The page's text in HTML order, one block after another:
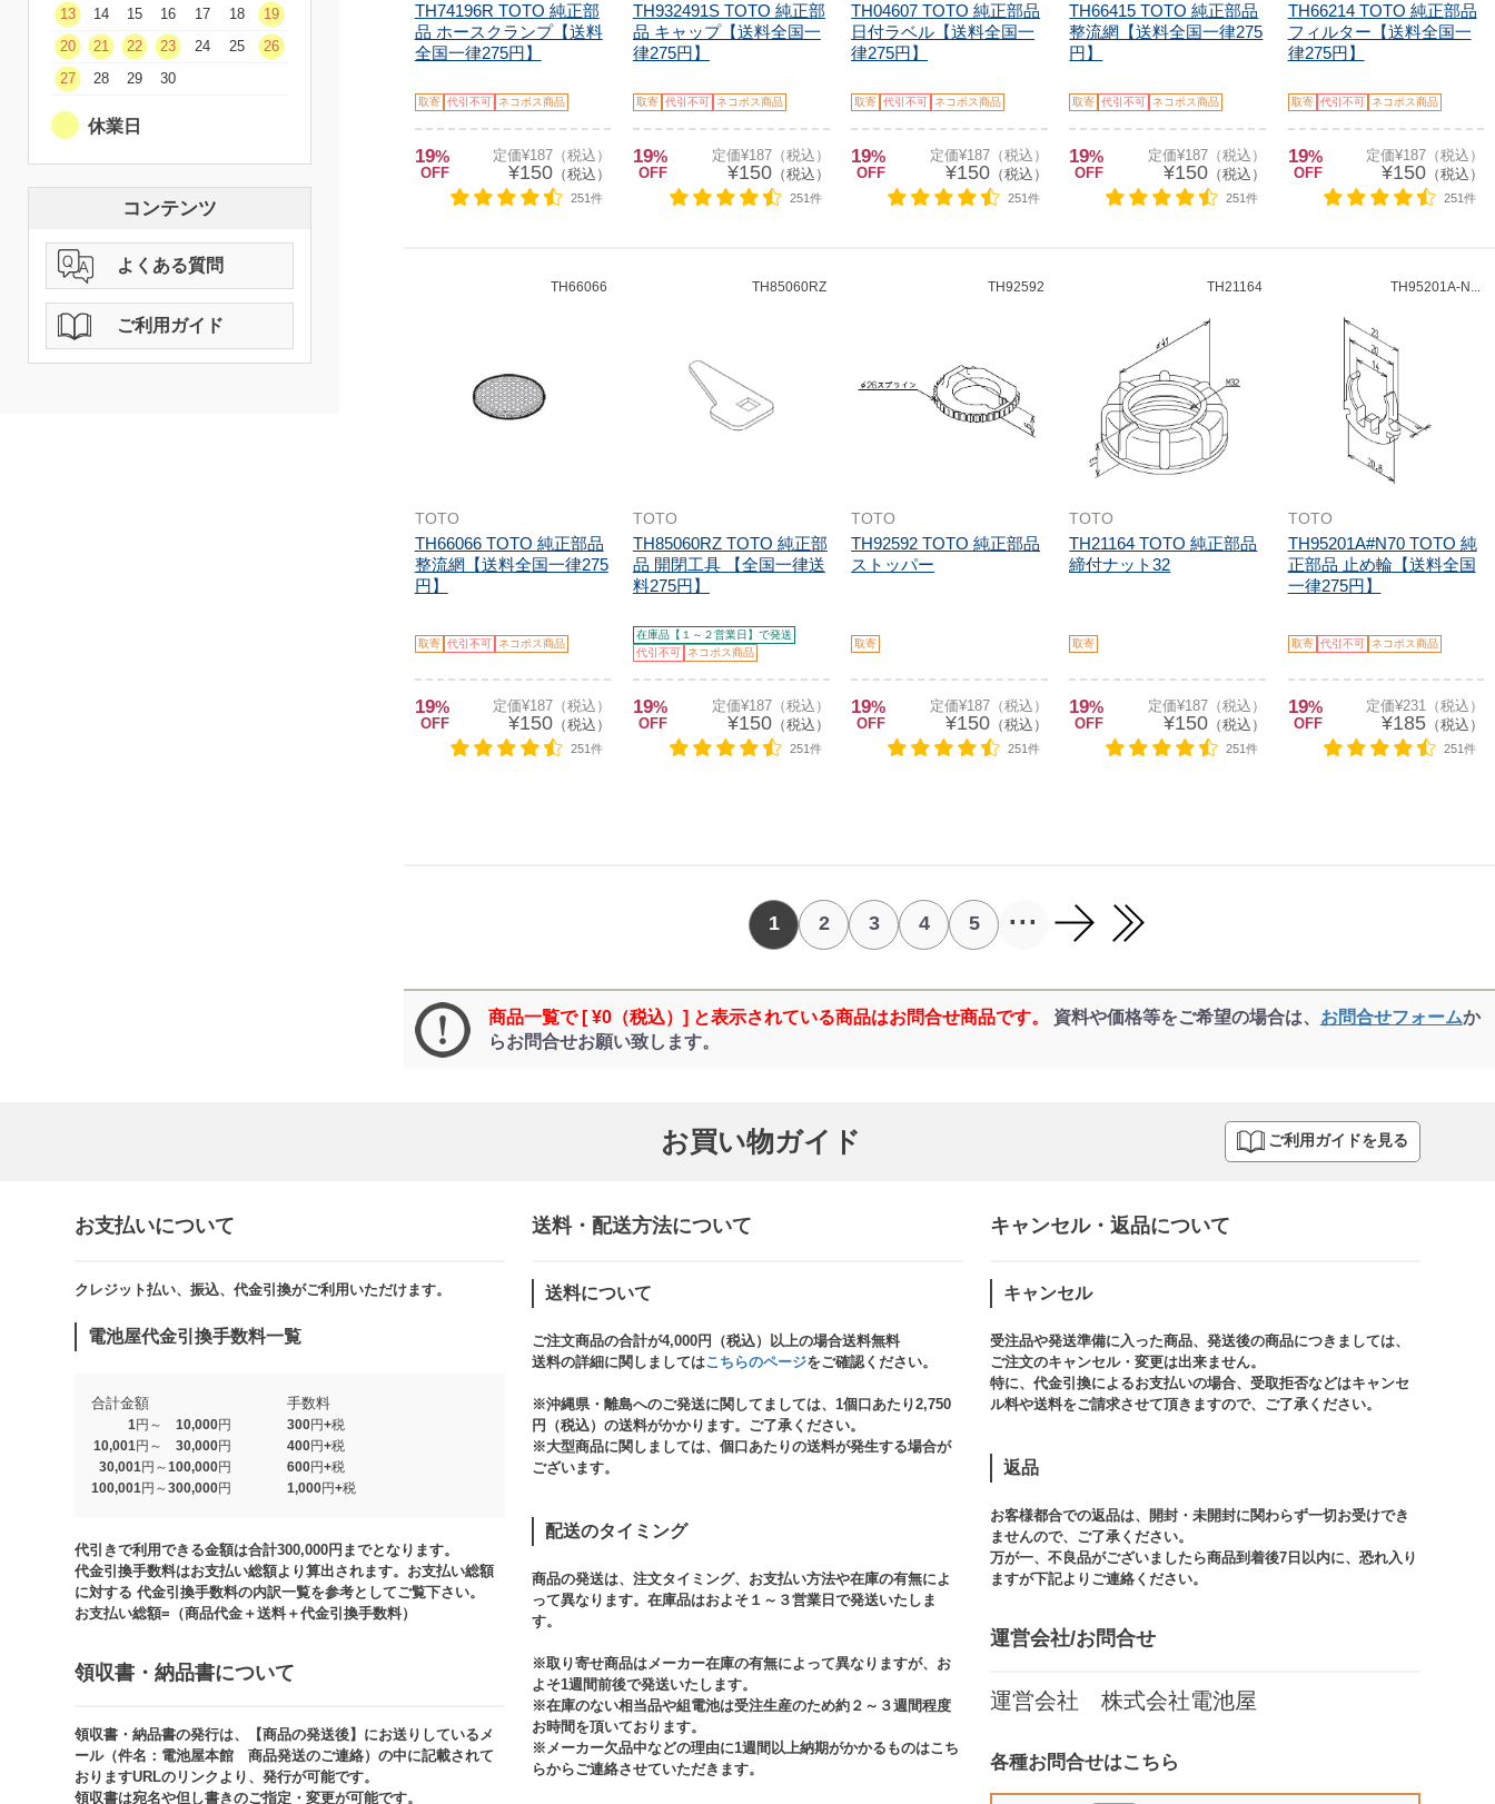
13
14 15 16 17 18
19
20
21 22 23 24 25
26
27
28 29 30
休業日
コンテンツ
よくある質問
ご利用ガイド
TH74196R TOTO 純正部
品 ホースクランプ【送料
全国一律275円】
取寄 代引不可 ネコポス商品
19%
OFF
定価¥187（税込）
¥150 （税込）
251件
TH932491S TOTO 純正部
品 キャップ【送料全国一
律275円】
取寄 代引不可 ネコポス商品
19%
OFF
定価¥187（税込）
¥150（税込）
251件
TH04607 TOTO 純正部品
日付ラベル【送料全国一
律275円】
取寄 代引不可 ネコポス商品
19%
OFF
定価¥187（税込）
¥150（税込）
251件
TH66415 TOTO 純正部品
整流網【送料全国一律275
円】
取寄 代引不可 ネコポス商品
19%
OFF
定価¥187（税込）
¥150（税込）
251件
TH66214 TOTO 純正部品
フィルター【送料全国一
律275円】
取寄 代引不可 ネコポス商品
19%
OFF
定価¥187（税込）
¥150 （税込）
251件
TH66066
TOTO
TH66066 TOTO 純正部品
整流網【送料全国一律275
円】
取寄 代引不可 ネコポス商品
19%
OFF
定価¥187（税込）
¥150 （税込）
251件
TH85060RZ
TOTO
TH85060RZ TOTO 純正部
品 開閉工具 【全国一律送
料275円】
在庫品【１～２営業日】で発送
代引不可 ネコポス商品
19%
OFF
定価¥187（税込）
¥150（税込）
251件
TH92592
TOTO
TH92592 TOTO 純正部品
ストッパー
取寄
19%
OFF
定価¥187（税込）
¥150（税込）
251件
TH21164
TOTO
TH21164 TOTO 純正部品
締付ナット32
取寄
19%
OFF
定価¥187（税込）
¥150（税込）
251件
TH95201A-N...
TOTO
TH95201A#N70 TOTO 純
正部品 止め輪【送料全国
一律275円】
取寄 代引不可 ネコポス商品
19%
OFF
定価¥231（税込）
¥185 （税込）
251件
1 2 3 4 5 ...
商品一覧で [ ¥0（税込）] と表示されている商品はお問合せ商品です。 資料や価格等をご希望の場合は、 お問合せフォームか
らお問合せお願い致します。
お買い物ガイド ご利用ガイドを見る
お支払いについて
クレジット払い、振込、代金引換がご利用いただけます。​​
電池屋代金引換手数料一覧
合計金額 手数料
1円～ 10,000円
300円+税
10,001円～ 30,000円
400円+税
30,001円～100,000円
600円+税
100,001円～300,000円
1,000円+税​
代引きで利用できる金額は合計300,000円までとなります。
代金引換手数料はお支払い総額より算出されます。お支払い総額
に対する 代金引換手数料の内訳一覧を参考としてご覧下さい。​
お支払い総額=（商品代金＋送料＋代金引換手数料）​
領収書・納品書について​
領収書・納品書の発行は、【商品の発送後】にお送りしているメ
ール（件名：電池屋本館 商品発送のご連絡）の中に記載されて
おりますURLのリンクより、発行が可能です。
領収書は宛名や但し書きのご指定・変更が可能です。​​
送料・配送方法について​
送料について
ご注文商品の合計が4,000円（税込）以上の場合送料無料
送料の詳細に関しましてはこちらのページをご確認ください。​
※沖縄県・離島へのご発送に関してましては、1個口あたり2,750
円（税込）の送料がかかります。ご了承ください。
※大型商品に関しましては、個口あたりの送料が発生する場合が
ございます。​
配送のタイミング
商品の発送は、注文タイミング、お支払い方法や在庫の有無によ
って異なります。在庫品はおよそ１～３営業日で発送いたしま
す。​
※取り寄せ商品はメーカー在庫の有無によって異なりますが、お
よそ1週間前後で発送いたします。
※在庫のない相当品や組電池は受注生産のため約２～３週間程度
お時間を頂いております。​
※メーカー欠品中などの理由に1週間以上納期がかかるものはこち
らからご連絡させていただきます。
キャンセル・返品について​
キャンセル
受注品や発送準備に入った商品、発送後の商品につきましては、
ご注文のキャンセル・変更は出来ません。​
特に、代金引換によるお支払いの場合、受取拒否などはキャンセ
ル料や送料をご請求させて頂きますので、ご了承ください。​
返品
お客様都合での返品は、開封・未開封に関わらず一切お受けでき
ませんので、ご了承ください。​​
万が一、不良品がございましたら商品到着後7日以内に、恐れ入り
ますが下記よりご連絡ください。
運営会社/お問合せ​
運営会社 株式会社電池屋
各種お問合せはこちら